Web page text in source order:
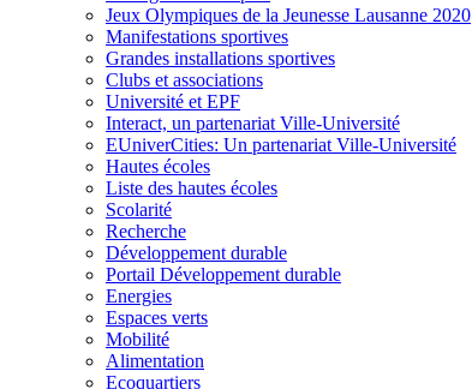
Jeux Olympiques de la Jeunesse Lausanne 2020
Manifestations sportives
Grandes installations sportives
Clubs et associations
Université et EPF
Interact, un partenariat Ville-Université
EUniverCities: Un partenariat Ville-Université
Hautes écoles
Liste des hautes écoles
Scolarité
Recherche
Développement durable
Portail Développement durable
Energies
Espaces verts
Mobilité
Alimentation
Ecoquartiers